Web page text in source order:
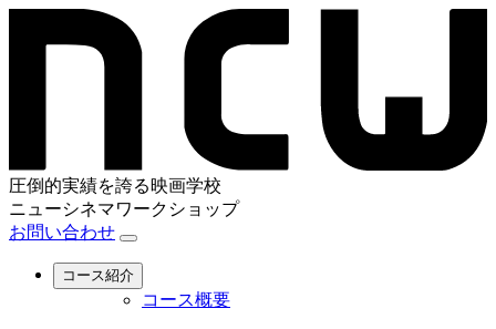
圧倒的実績を誇る映画学校
ニューシネマワークショップ
お問い合わせ
コース紹介
コース概要